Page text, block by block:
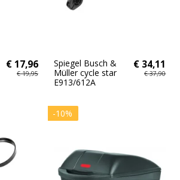
€ 17,96
€ 19,95
Spiegel Busch &
Müller cycle star
E913/612A
€ 34,11
€ 37,90
-10%